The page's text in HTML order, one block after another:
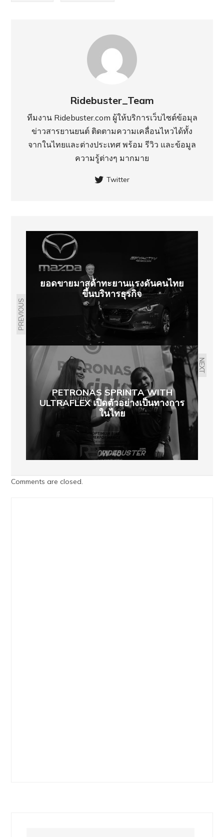
Ridebuster_Team
ทีมงาน Ridebuster.com ผู้ให้บริการเว็บไซต์ข้อมุล
ข่าวสารยานยนต์ ติดตามความเคลื่อนไหวได้ทั้ง
จากในไทยและต่างประเทศ พร้อม รีวิว และข้อมูล
ความรู้ต่างๆ มากมาย
Twitter
PREVIOUS
ยอดขายมาสด้าทะยานแรงดันคนไทย
ขึ้นบริหารธุรกิจ
NEXT
PETRONAS SPRINTA WITH
ULTRAFLEX เปิดตัวอย่างเป็นทางการ
ในไทย
Comments are closed.